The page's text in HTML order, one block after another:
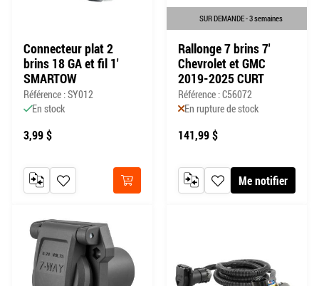
Connecteur plat 2
brins 18 GA et fil 1'
SMARTOW
Référence : SY012
En stock
3,99 $
Acheter
AJOUTER À MA LISTE DE SOUHAITS
AJOUTER AU COMPARATEUR
SUR DEMANDE - 3 semaines
Rallonge 7 brins 7'
Chevrolet et GMC
2019-2025 CURT
Référence : C56072
En rupture de stock
141,99 $
Me notifier
AJOUTER À MA LISTE DE
AJOUTER AU COMPARATEUR